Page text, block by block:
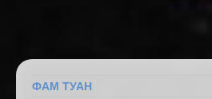
ФАМ ТУАН